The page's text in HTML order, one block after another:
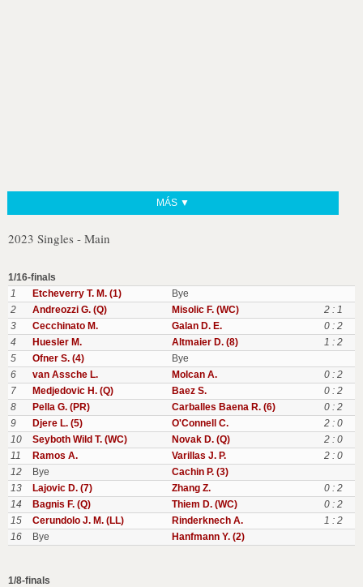
MÁS ▼
2023 Singles - Main
1/16-finals
1
Etcheverry T. M. (1)
Bye
2
Andreozzi G. (Q) Misolic F. (WC)
2 : 1
3
Cecchinato M. Galan D. E.
0 : 2
4
Huesler M. Altmaier D. (8)
1 : 2
5
Ofner S. (4)
Bye
6
van Assche L. Molcan A.
0 : 2
7
Medjedovic H. (Q) Baez S.
0 : 2
8
Pella G. (PR) Carballes Baena R. (6)
0 : 2
9
Djere L. (5) O'Connell C.
2 : 0
10
Seyboth Wild T. (WC) Novak D. (Q)
2 : 0
11
Ramos A. Varillas J. P.
2 : 0
12
Bye
Cachin P. (3)
13
Lajovic D. (7) Zhang Z.
0 : 2
14
Bagnis F. (Q) Thiem D. (WC)
0 : 2
15
Cerundolo J. M. (LL) Rinderknech A.
1 : 2
16
Bye Hanfmann Y. (2)
1/8-finals